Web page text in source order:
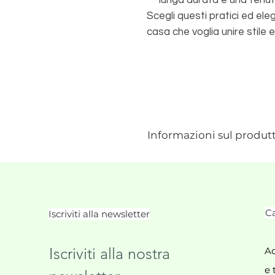
Scegli questi pratici ed
casa che voglia unire stile
Informazioni sul
Iscriviti alla newsletter
Iscriviti alla nostra
e